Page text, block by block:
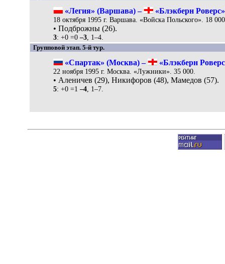
«Легия» (Варшава) – «Блэкберн
18 октября 1995 г. Варшава. «Войска Польского». 18
• Подброжны (26).
3: +0 =0 –3, 1–4.
Групповой этап. 5-й тур.
«Спартак» (Москва) – «Блэкберн
22 ноября 1995 г. Москва. «Лужники». 35 000.
• Аленичев (29), Никифоров (48), Мамедов (57).
5: +0 =1 –4, 1–7.